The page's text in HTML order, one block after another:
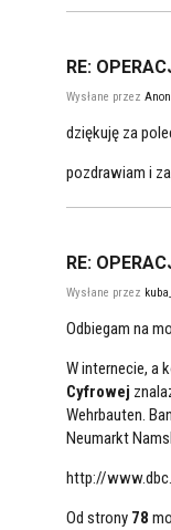
RE:
Wysłane przez
dziękuję za
pozdrawiam i
RE:
Wysłane przez
Odbiegam na
W internecie, a
Cyfrowej
Wehrbauten.
Neumarkt
http://
Od strony 78